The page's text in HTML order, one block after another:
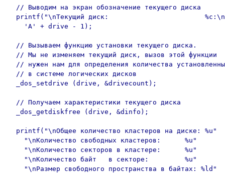
  // Выводим на экран обозначение текущего диска
printf("\nТекущий диск:
    'A' + drive - 1);
  // Вызываем функцию установки текущего диска.
  // Мы не изменяем текущий диск, вызов этой функции
// нужен нам для определения количества
  // в системе логических дисков
  _dos_setdrive (drive, &drivecount);
  // Получаем характеристики текущего диска
  _dos_getdiskfree (drive, &dinfo);
  printf("\nОбщее количество кластеров на диске: %u"
    "\nКоличество свободных кластеров:      %u"
    "\nКоличество секторов в кластере:      %u"
    "\nКоличество байт   в секторе:         %u"
    "\nРазмер свободного пространства в байтах: %ld"